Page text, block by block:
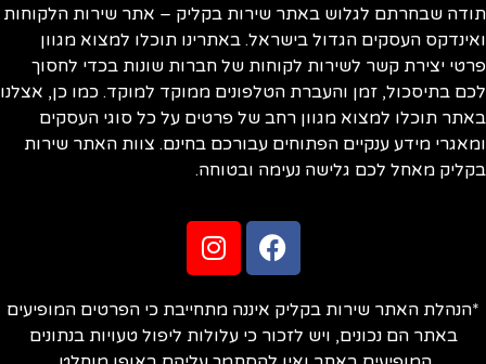
שבחרתם לגלוש באתר שירות בקליק – אתר שירות הלקוחות
העסקים הגדול בישראל. באתרינו תוכלו למצוא מגוון
יצירת קשר לשירות לקוחות של חברות שונות בכדי לחסוך
בתיסכול, זמן והעברת הטלפונים ממוקד למוקד. כמו כן, אצלנו
תוכלו למצוא מגוון רחב של פרטים על כל סוגי העסקים
מידע ענקיים הפתוחים עבורכם בחינם. צוות האתר שירות
מאחל לכם גלישה נעימה ובטוחה.
האתר שירות בקליק איננה מתחייבת כי הפרטים המופיעים
באתר הם נכונים, ויש לזכור כי עלולות ליפול טעויות בנתונים